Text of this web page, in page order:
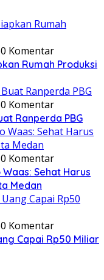
0 Komentar
Rumah Produksi
0 Komentar
Ranperda PBG
0 Komentar
Sehat Harus
Medan
0 Komentar
Capai Rp50 Miliar